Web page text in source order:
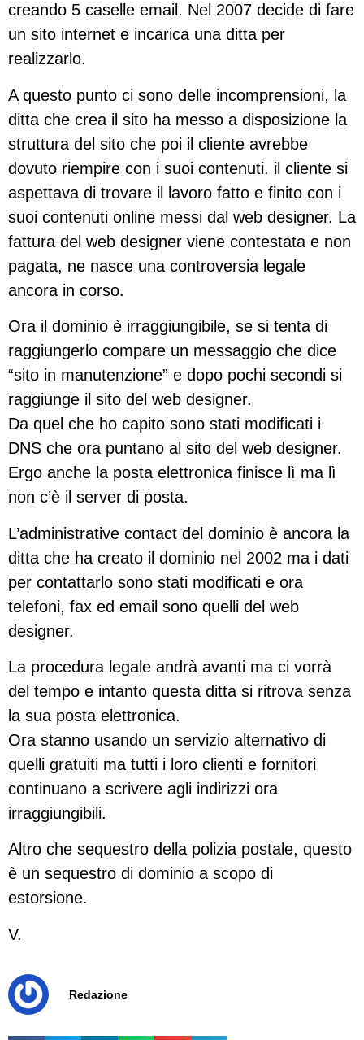
creando 5 caselle email. Nel 2007 decide di fare
un sito internet e incarica una ditta per
realizzarlo.
A questo punto ci sono delle incomprensioni, la
ditta che crea il sito ha messo a disposizione la
struttura del sito che poi il cliente avrebbe
dovuto riempire con i suoi contenuti. il cliente si
aspettava di trovare il lavoro fatto e finito con i
suoi contenuti online messi dal web designer. La
fattura del web designer viene contestata e non
pagata, ne nasce una controversia legale
ancora in corso.
Ora il dominio è irraggiungibile, se si tenta di
raggiungerlo compare un messaggio che dice
“sito in manutenzione” e dopo pochi secondi si
raggiunge il sito del web designer.
Da quel che ho capito sono stati modificati i
DNS che ora puntano al sito del web designer.
Ergo anche la posta elettronica finisce lì ma lì
non c’è il server di posta.
L’administrative contact del dominio è ancora la
ditta che ha creato il dominio nel 2002 ma i dati
per contattarlo sono stati modificati e ora
telefoni, fax ed email sono quelli del web
designer.
La procedura legale andrà avanti ma ci vorrà
del tempo e intanto questa ditta si ritrova senza
la sua posta elettronica.
Ora stanno usando un servizio alternativo di
quelli gratuiti ma tutti i loro clienti e fornitori
continuano a scrivere agli indirizzi ora
irraggiungibili.
Altro che sequestro della polizia postale, questo
è un sequestro di dominio a scopo di
estorsione.
V.
Redazione